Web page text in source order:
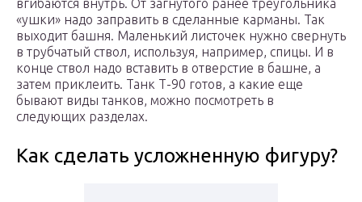
вгибаются внутрь. От загнутого ранее треугольника
«ушки» надо заправить в сделанные карманы. Так
выходит башня. Маленький листочек нужно свернуть
в трубчатый ствол, используя, например, спицы. И в
конце ствол надо вставить в отверстие в башне, а
затем приклеить. Танк Т-90 готов, а какие еще
бывают виды танков, можно посмотреть в
следующих разделах.
Как сделать усложненную фигуру?